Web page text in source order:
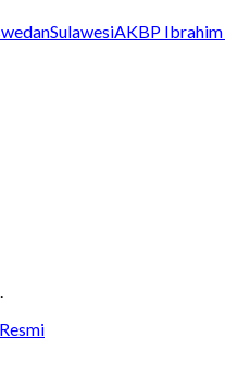
SulawesiAKBP